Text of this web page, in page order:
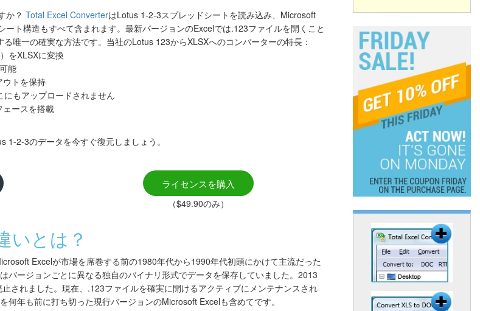
か？ Total Excel ConverterはLotus 1-2-3スプレッドシートを読み込み、Microsoft
ト構造もすべて含まれます。最新バージョンのExcelでは.123ファイルを開くこと
唯一の確実な方法です。当社のLotus 123からXLSXへのコンバーターの特長：
をXLSXに変換
能
ウトを保持
もアップロードされません
ェースを搭載
2-3のデータを今すぐ復元しましょう。
ライセンスを購入
（$49.90のみ）
いとは？
Excelが市場を席巻する前の1980年代から1990年代初頭にかけて主流だった
バージョンごとに異なる独自のバイナリ形式でデータを保存していました。2013
されました。現在、.123ファイルを確実に開けるアクティブにメンテナンスされ
何年も前に打ち切った現行バージョンのMicrosoft Excelも含めてです。